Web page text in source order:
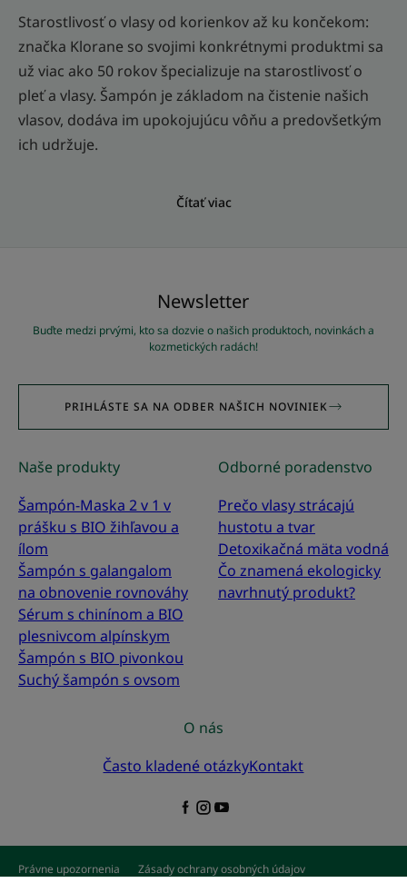
Starostlivosť o vlasy od korienkov až ku končekom:
značka Klorane so svojimi konkrétnymi produktmi sa
už viac ako 50 rokov špecializuje na starostlivosť o
pleť a vlasy. Šampón je základom na čistenie našich
vlasov, dodáva im upokojujúcu vôňu a predovšetkým
ich udržuje.
Čítať viac
Newsletter
Buďte medzi prvými, kto sa dozvie o našich produktoch, novinkách a
kozmetických radách!
PRIHLÁSTE SA NA ODBER NAŠICH NOVINIEK
Naše produkty
Šampón-Maska 2 v 1 v
prášku s BIO žihľavou a
ílom
Šampón s galangalom
na obnovenie rovnováhy
Sérum s chinínom a BIO
plesnivcom alpínskym
Šampón s BIO pivonkou
Suchý šampón s ovsom
Odborné poradenstvo
Prečo vlasy strácajú
hustotu a tvar
Detoxikačná mäta vodná
Čo znamená ekologicky
navrhnutý produkt?
O nás
Často kladené otázkyKontakt
Právne upozornenia Zásady ochrany osobných údajov